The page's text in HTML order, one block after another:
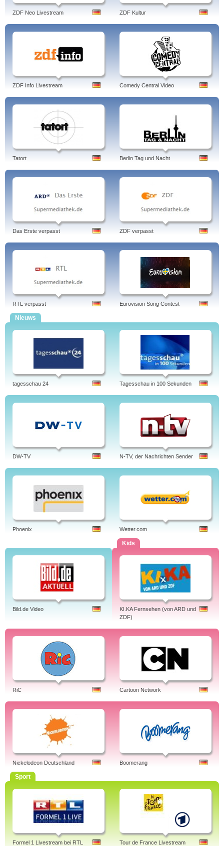
ZDF Neo Livestream ZDF Kultur
ZDF Info Livestream Comedy Central Video
Tatort Berlin Tag und Nacht
Das Erste verpasst ZDF verpasst
RTL verpasst Eurovision Song Contest
Nieuws
tagesschau 24 Tagesschau in 100 Sekunden
DW-TV N-TV, der Nachrichten Sender
Phoenix Wetter.com
Bild.de Video
Kids
KI.KA Fernsehen (von ARD und
ZDF)
RiC Cartoon Network
Nickelodeon Deutschland Boomerang
Sport
Formel 1 Livestream bei RTL Tour de France Livestream